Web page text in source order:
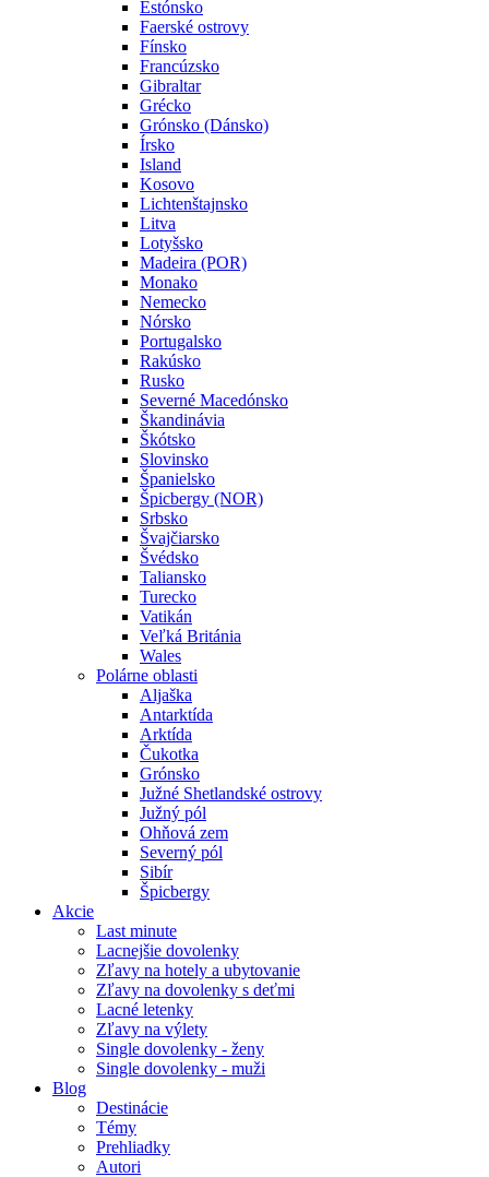
Estónsko
Faerské ostrovy
Fínsko
Francúzsko
Gibraltar
Grécko
Grónsko (Dánsko)
Írsko
Island
Kosovo
Lichtenštajnsko
Litva
Lotyšsko
Madeira (POR)
Monako
Nemecko
Nórsko
Portugalsko
Rakúsko
Rusko
Severné Macedónsko
Škandinávia
Škótsko
Slovinsko
Španielsko
Špicbergy (NOR)
Srbsko
Švajčiarsko
Švédsko
Taliansko
Turecko
Vatikán
Veľká Británia
Wales
Polárne oblasti
Aljaška
Antarktída
Arktída
Čukotka
Grónsko
Južné Shetlandské ostrovy
Južný pól
Ohňová zem
Severný pól
Sibír
Špicbergy
Akcie
Last minute
Lacnejšie dovolenky
Zľavy na hotely a ubytovanie
Zľavy na dovolenky s deťmi
Lacné letenky
Zľavy na výlety
Single dovolenky - ženy
Single dovolenky - muži
Blog
Destinácie
Témy
Prehliadky
Autori